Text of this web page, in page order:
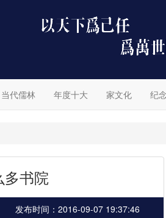
当代儒林 年度十大 家文化 纪
多书院
发布时间：2016-09-07 19:37:46